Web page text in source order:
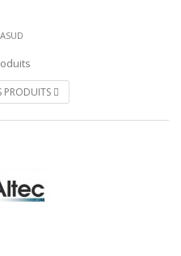
PRODUITS